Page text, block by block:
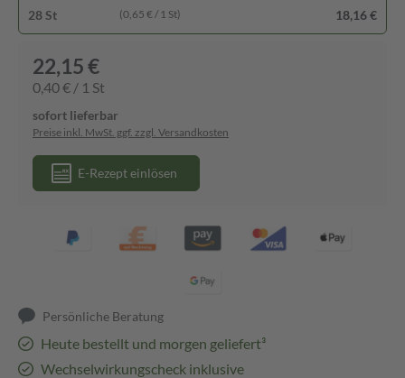
28 St (0,65 € / 1 St) 18,16 €
22,15 €
0,40 € / 1 St
sofort lieferbar
Preise inkl. MwSt. ggf. zzgl. Versandkosten
E-Rezept einlösen
Persönliche Beratung
Heute bestellt und morgen geliefert³
Wechselwirkungscheck inklusive